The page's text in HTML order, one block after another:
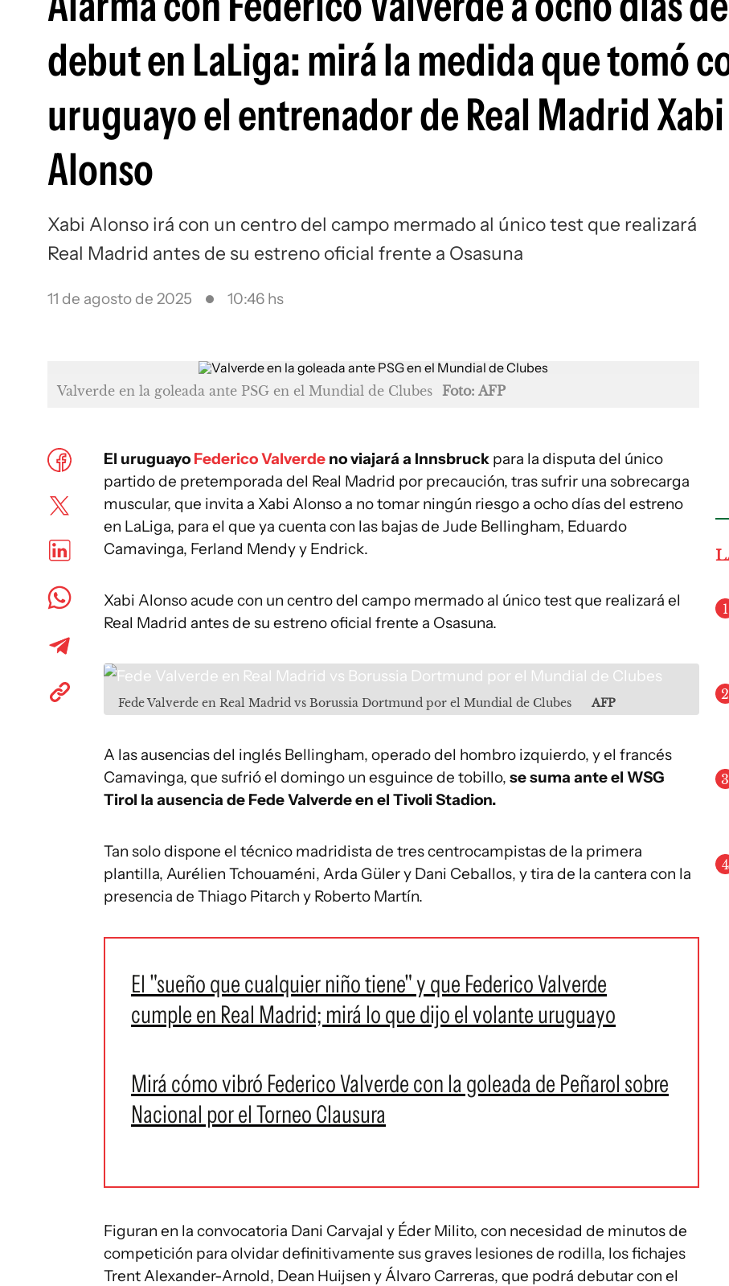
debut en LaLiga: mirá la medida que tomó
uruguayo el entrenador de Real Madrid Xabi
Alonso
Xabi Alonso irá con un centro del campo mermado al único test que realizará
Real Madrid antes de su estreno oficial frente a Osasuna
11 de agosto de 2025 10:46 hs
Valverde en la goleada ante PSG en el Mundial de Clubes Foto: AFP
El uruguayo Federico Valverde no viajará a Innsbruck para la disputa del único
partido de pretemporada del Real Madrid por precaución, tras sufrir una sobrecarga
muscular, que invita a Xabi Alonso a no tomar ningún riesgo a ocho días del estreno
en LaLiga, para el que ya cuenta con las bajas de Jude Bellingham, Eduardo
Camavinga, Ferland Mendy y Endrick.
Xabi Alonso acude con un centro del campo mermado al único test que realizará el
Real Madrid antes de su estreno oficial frente a Osasuna.
Fede Valverde en Real Madrid vs Borussia Dortmund por el Mundial de Clubes AFP
A las ausencias del inglés Bellingham, operado del hombro izquierdo, y el francés
Camavinga, que sufrió el domingo un esguince de tobillo, se suma ante el WSG
Tirol la ausencia de Fede Valverde en el Tivoli Stadion.
Tan solo dispone el técnico madridista de tres centrocampistas de la primera
plantilla, Aurélien Tchouaméni, Arda Güler y Dani Ceballos, y tira de la cantera con la
presencia de Thiago Pitarch y Roberto Martín.
El "sueño que cualquier niño tiene" y que Federico Valverde
cumple en Real Madrid; mirá lo que dijo el volante uruguayo
Mirá cómo vibró Federico Valverde con la goleada de Peñarol sobre
Nacional por el Torneo Clausura
Figuran en la convocatoria Dani Carvajal y Éder Milito, con necesidad de minutos de
competición para olvidar definitivamente sus graves lesiones de rodilla, los fichajes
Trent Alexander-Arnold, Dean Huijsen y Álvaro Carreras, que podrá debutar con el